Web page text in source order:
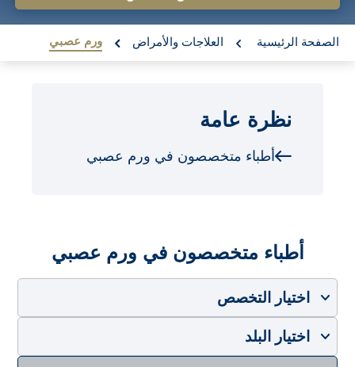
الصفحة الرئيسية العلاجات والأمراض ورم عصبي
نظرة عامة
أطباء متخصصون في ورم عصبي
أطباء متخصصون في ورم عصبي